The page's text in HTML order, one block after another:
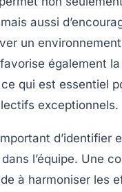
aussi
un
également la
ce qui est essentiel
exceptionnels.
d’identifier
l’équipe. Une
à harmoniser les